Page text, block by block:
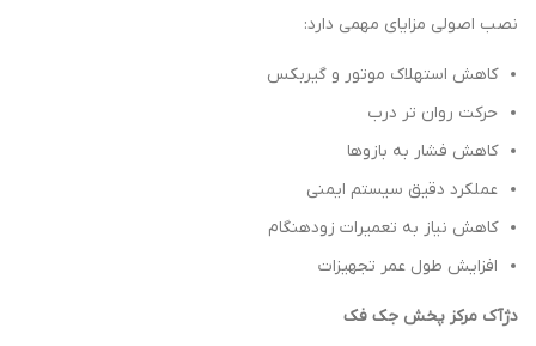
نصب اصولی مزایای مهمی دارد:
کاهش استهلاک موتور و گیربکس
حرکت روان تر درب
کاهش فشار به بازوها
عملکرد دقیق سیستم ایمنی
کاهش نیاز به تعمیرات زودهنگام
افزایش طول عمر تجهیزات
دژآک مرکز پخش جک فک